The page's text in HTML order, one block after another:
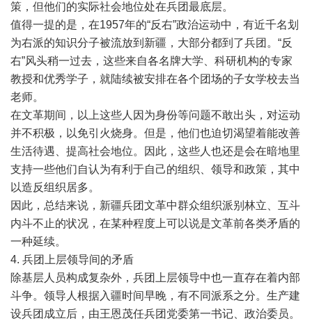
策，但他们的实际社会地位处在兵团最底层。
值得一提的是，在1957年的“反右”政治运动中，有近千名划
为右派的知识分子被流放到新疆，大部分都到了兵团。“反
右”风头稍一过去，这些来自各名牌大学、科研机构的专家
教授和优秀学子，就陆续被安排在各个团场的子女学校去当
老师。
在文革期间，以上这些人因为身份等问题不敢出头，对运动
并不积极，以免引火烧身。但是，他们也迫切渴望着能改善
生活待遇、提高社会地位。因此，这些人也还是会在暗地里
支持一些他们自认为有利于自己的组织、领导和政策，其中
以造反组织居多。
因此，总结来说，新疆兵团文革中群众组织派别林立、互斗
内斗不止的状况，在某种程度上可以说是文革前各类矛盾的
一种延续。
4. 兵团上层领导间的矛盾
除基层人员构成复杂外，兵团上层领导中也一直存在着内部
斗争。领导人根据入疆时间早晚，有不同派系之分。生产建
设兵团成立后，由王恩茂任兵团党委第一书记、政治委员。